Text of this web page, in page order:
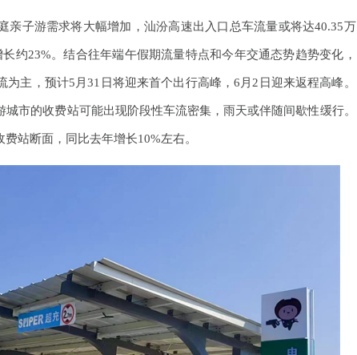
亲子游需求将大幅增加，汕汾高速出入口总车流量或将达40.35万
约23%。结合往年端午假期流量特点和今年交通态势趋势变化，
主，预计5月31日将迎来首个出行高峰，6月2日迎来返程高峰。
市的收费站可能出现阶段性车流密集，雨天或伴随间歇性缓行。
站断面，同比去年增长10%左右。